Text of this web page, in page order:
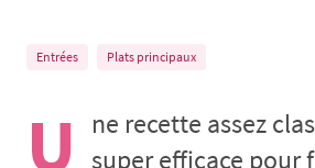
Entrées Plats principaux
U
ne recette assez
super efficace pour